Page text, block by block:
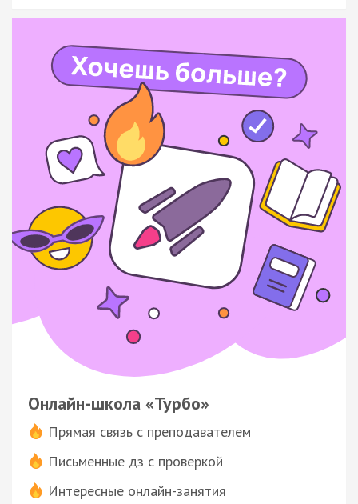
Онлайн-школа «Турбо»
Прямая связь с преподавателем
Письменные дз с проверкой
Интересные онлайн-занятия